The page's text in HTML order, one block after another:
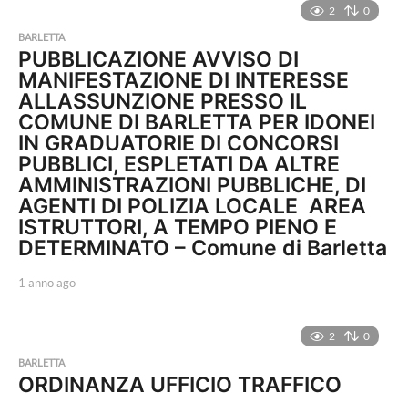
g
o
2 0
BARLETTA
PUBBLICAZIONE AVVISO DI
MANIFESTAZIONE DI INTERESSE
ALLASSUNZIONE PRESSO IL
COMUNE DI BARLETTA PER IDONEI
IN GRADUATORIE DI CONCORSI
PUBBLICI, ESPLETATI DA ALTRE
AMMINISTRAZIONI PUBBLICHE, DI
AGENTI DI POLIZIA LOCALE  AREA
ISTRUTTORI, A TEMPO PIENO E
DETERMINATO – Comune di Barletta
1 anno ago
g
2 0
BARLETTA
ORDINANZA UFFICIO TRAFFICO